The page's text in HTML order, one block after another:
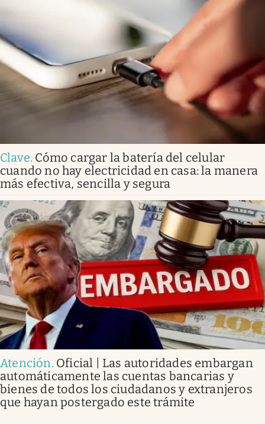
Clave. Cómo cargar la batería del celular
cuando no hay electricidad en casa: la manera
más efectiva, sencilla y segura
Atención. Oficial | Las autoridades embargan
automáticamente las cuentas bancarias y
bienes de todos los ciudadanos y extranjeros
que hayan postergado este trámite